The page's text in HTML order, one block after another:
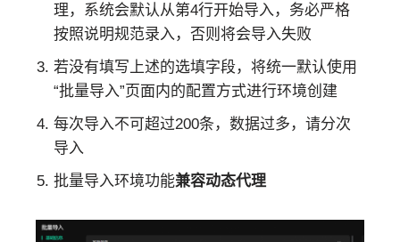
理，系统会默认从第4行开始导入，务必严格
按照说明规范录入，否则将会导入失败
若没有填写上述的选填字段，将统一默认使用
“批量导入”页面内的配置方式进行环境创建
每次导入不可超过200条，数据过多，请分次
导入
批量导入环境功能兼容动态代理